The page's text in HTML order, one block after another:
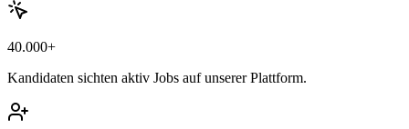
40.000+
Kandidaten sichten aktiv Jobs auf unserer Plattform.